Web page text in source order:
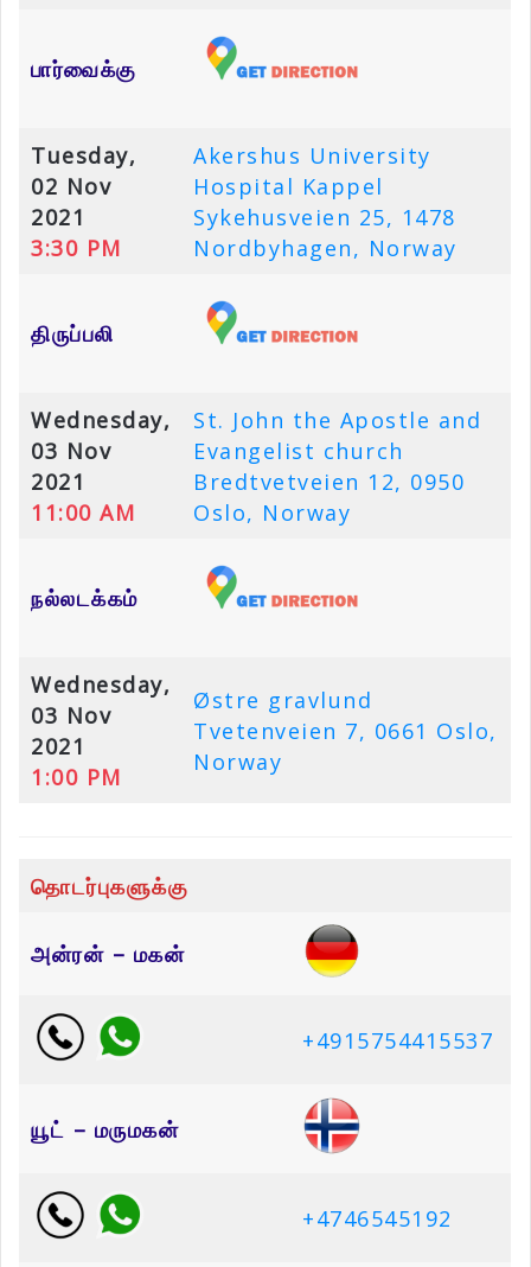
பார்வைக்கு
Tuesday,
02 Nov
2021
3:30 PM
Akershus University
Hospital Kappel
Sykehusveien 25, 1478
Nordbyhagen, Norway
திருப்பலி
Wednesday,
03 Nov
2021
11:00 AM
St. John the Apostle and
Evangelist church
Bredtvetveien 12, 0950
Oslo, Norway
நல்லடக்கம்
Wednesday,
03 Nov
2021
1:00 PM
Østre gravlund
Tvetenveien 7, 0661 Oslo,
Norway
தொடர்புகளுக்கு
அன்ரன் – மகன்
+4915754415537
யூட் – மருமகன்
+4746545192